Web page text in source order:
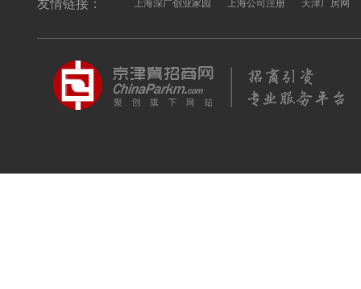
友情链接： 上海深广创业家园 上海公司注册 天津厂房网